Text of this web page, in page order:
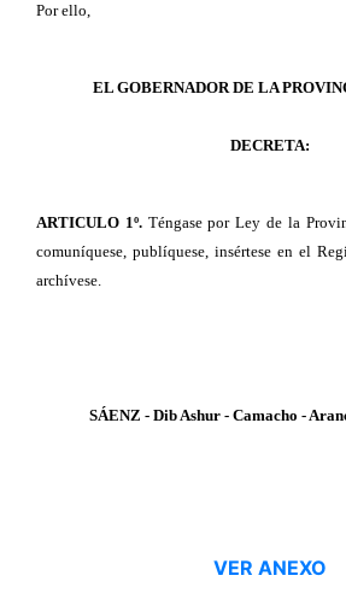
Por ello,
EL GOBERNADOR DE LA
DECRETA:
ARTICULO 1º.Téngase por Ley de la
comuníquese, publíquese, insértese en el
archívese.
SÁENZ - Dib Ashur - Camacho -
VER ANEXO